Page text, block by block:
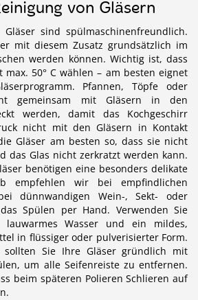
von Gläsern
sind spülmaschinenfreundlich.
mit diesem Zusatz grundsätzlich im
werden können. Wichtig ist, dass
max. 50° C wählen – am besten eignet
Pfannen, Töpfe oder
gemeinsam mit Gläsern in den
werden, damit das Kochgeschirr
nicht mit den Gläsern in Kontakt
Gläser am besten so, dass sie nicht
das Glas nicht zerkratzt werden kann.
benötigen eine besonders delikate
empfehlen wir bei empfindlichen
dünnwandigen Wein-, Sekt- oder
Spülen per Hand. Verwenden Sie
lauwarmes Wasser und ein mildes,
in flüssiger oder pulverisierter Form.
sollten Sie Ihre Gläser gründlich mit
um alle Seifenreiste zu entfernen.
beim späteren Polieren Schlieren auf